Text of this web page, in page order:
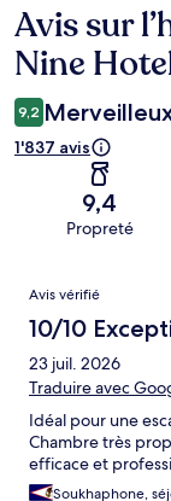
Avis
Avis sur
Nine
9,2
1'837 avis
9,4
Propreté
Avis
Avis vérifié
10/10
23 juil. 2026
Traduire avec
Idéal pour une
Chambre très
efficace et
Soukhaphone,